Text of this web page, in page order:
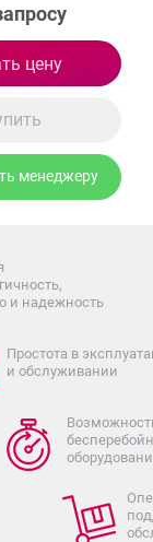
цену
менеджеру
и надежность
Простота в
и обслуживании